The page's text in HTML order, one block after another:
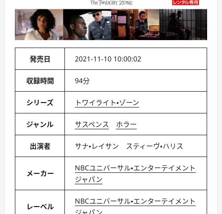
発売日 2021-11-10 10:00:02
収録時間 94分
シリーズ トワイライト・ゾーン
ジャンル サスペンス ホラー
出演者 サナ・レイサン スティーヴ・ハリス
メーカー
NBCユニバーサル・エンターテイメント
ジャパン
レーベル
NBCユニバーサル・エンターテイメント